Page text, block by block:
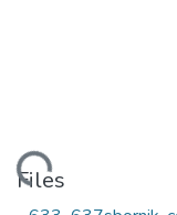
Loading...
Files